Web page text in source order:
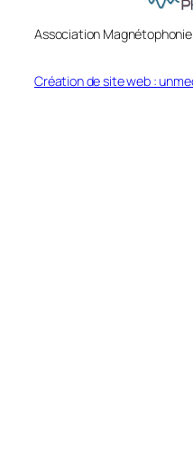
Association Magnétophonie
Création de site web :